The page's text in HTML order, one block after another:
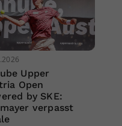
Upper
Open
by SKE:
verpasst